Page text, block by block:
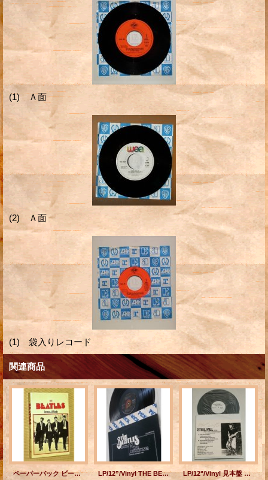
(1) Ａ面
(2) Ａ面
(1) 袋入りレコード
関連商品
ペーパーバック ビートルズ The Beatles: A Musical Evolution 1984年/絶版 LP/12”/Vinyl THE BEATLES ビートルズ 1st LIVE RECORDINGS HAMBURG, GERMANY, 1962 VOLUME TWO (1979) U.S.A. LP/12"/Vinyl 見本盤 Steel Mill Child 1970〜1971 Live, Studio Demos RECORDED AT THE CLUB "THE SCENE"IN ASBURY PARK, N.J. ON 1/18/1971&BILL GRAHAMS FILMORE WEST ON 1970. ブルース・スプリングスティーン/ スティール・ミル スタジオデモ